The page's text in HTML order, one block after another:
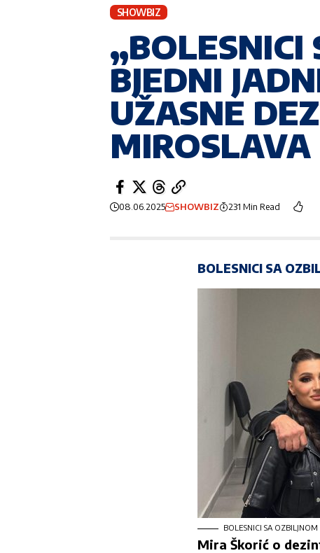
SHOWBIZ
„BOLESNICI
BJEDNI
UŽASNE
08.06.2025 SHOWBIZ 231 Min Read
BOLESNICI SA
BOLESNICI SA
Mira Škorić o